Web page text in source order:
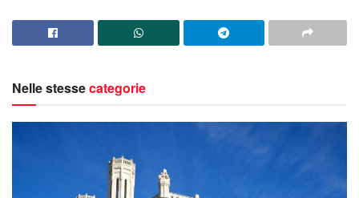
Nelle stessecategorie